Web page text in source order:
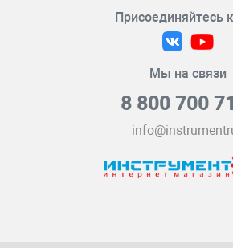
Присоединяйтесь
Мы на связи
8 800 700